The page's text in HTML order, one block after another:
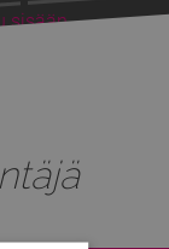
sisään